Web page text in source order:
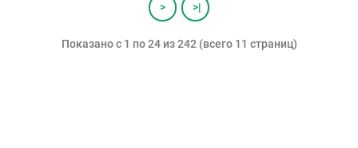
> >|
Показано с 1 по 24 из 242 (всего 11 страниц)